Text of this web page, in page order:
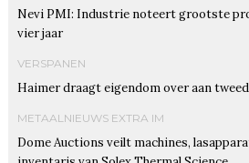
Nevi PMI: Industrie noteert grootste
vier jaar
VERSPANEN
Haimer draagt eigendom over aan
METAALNIEUWS EXTRA IM
Dome Auctions veilt machines,